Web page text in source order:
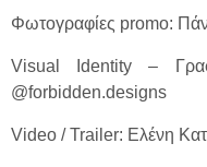
Φωτογραφίες promo:
Visual Identity –
@forbidden.designs
Video / Trailer: Ελένη